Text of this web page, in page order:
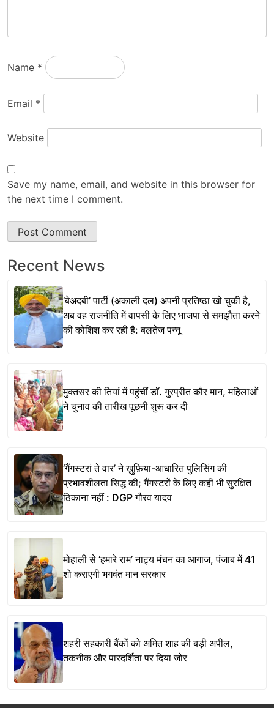
Name *
Email *
Website
Save my name, email, and website in this browser for
the next time I comment.
Recent News
‘बेअदबी’ पार्टी (अकाली दल) अपनी प्रतिष्ठा खो चुकी है,
अब वह राजनीति में वापसी के लिए भाजपा से समझौता करने
की कोशिश कर रही है: बलतेज पन्नू
मुक्तसर की तियां में पहुंचीं डॉ. गुरप्रीत कौर मान, महिलाओं
ने चुनाव की तारीख पूछनी शुरू कर दी
‘गैंगस्टरां ते वार’ ने ख़ुफ़िया-आधारित पुलिसिंग की
प्रभावशीलता सिद्ध की; गैंगस्टरों के लिए कहीं भी सुरक्षित
ठिकाना नहीं : DGP गौरव यादव
मोहाली से ‘हमारे राम’ नाट्य मंचन का आगाज, पंजाब में 41
शो कराएगी भगवंत मान सरकार
शहरी सहकारी बैंकों को अमित शाह की बड़ी अपील,
तकनीक और पारदर्शिता पर दिया जोर